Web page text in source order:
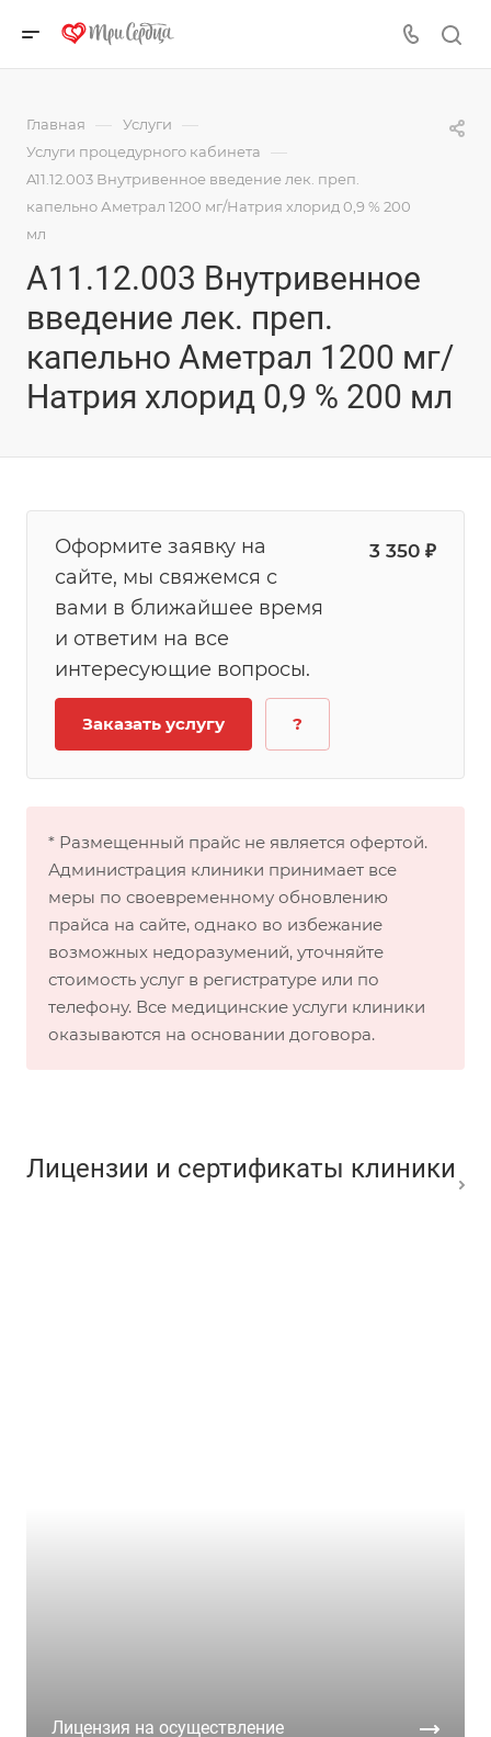
Главная — Услуги —
Услуги процедурного кабинета —
A11.12.003 Внутривенное введение лек. преп.
капельно Аметрал 1200 мг/Натрия хлорид 0,9 % 200
мл
A11.12.003 Внутривенное
введение лек. преп.
капельно Аметрал 1200 мг/
Натрия хлорид 0,9 % 200 мл
Оформите заявку на
сайте, мы свяжемся с
вами в ближайшее время
и ответим на все
интересующие вопросы.
3 350 ₽
Заказать услугу ?
* Размещенный прайс не является офертой.
Администрация клиники принимает все
меры по своевременному обновлению
прайса на сайте, однако во избежание
возможных недоразумений, уточняйте
стоимость услуг в регистратуре или по
телефону. Все медицинские услуги клиники
оказываются на основании договора.
Лицензии и сертификаты клиники
Лицензия на осуществление